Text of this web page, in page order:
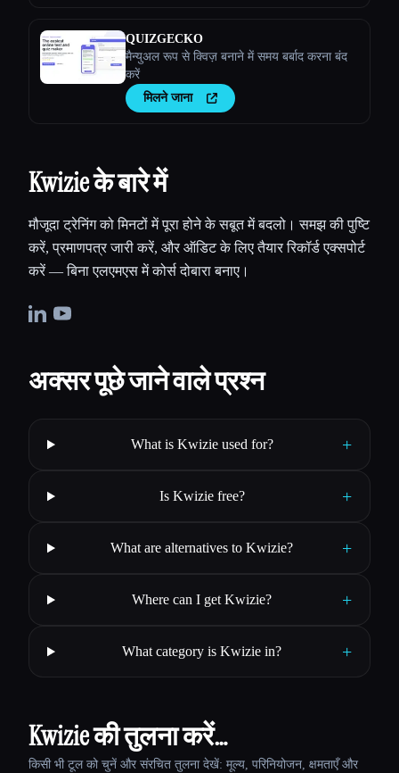
QUIZGECKO
मैन्युअल रूप से क्विज़ बनाने में समय बर्बाद करना बंद
करें
मिलने जाना
Kwizie के बारे में
मौजूदा ट्रेनिंग को मिनटों में पूरा होने के सबूत में बदलो। समझ की पुष्टि
करें, प्रमाणपत्र जारी करें, और ऑडिट के लिए तैयार रिकॉर्ड एक्सपोर्ट
करें — बिना एलएमएस में कोर्स दोबारा बनाए।
अक्सर पूछे जाने वाले प्रश्न
What is Kwizie used for? +
Is Kwizie free? +
What are alternatives to Kwizie? +
Where can I get Kwizie? +
What category is Kwizie in? +
Kwizie की तुलना करें…
किसी भी टूल को चुनें और संरचित तुलना देखें: मूल्य, परिनियोजन, क्षमताएँ और